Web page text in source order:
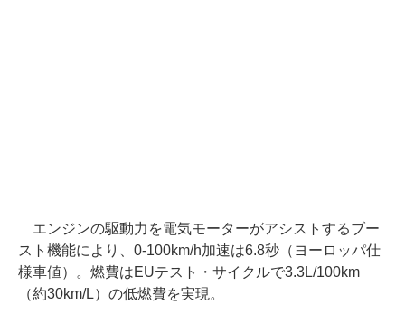
エンジンの駆動力を電気モーターがアシストするブー
スト機能により、0-100km/h加速は6.8秒（ヨーロッパ仕
様車値）。燃費はEUテスト・サイクルで3.3L/100km
（約30km/L）の低燃費を実現。